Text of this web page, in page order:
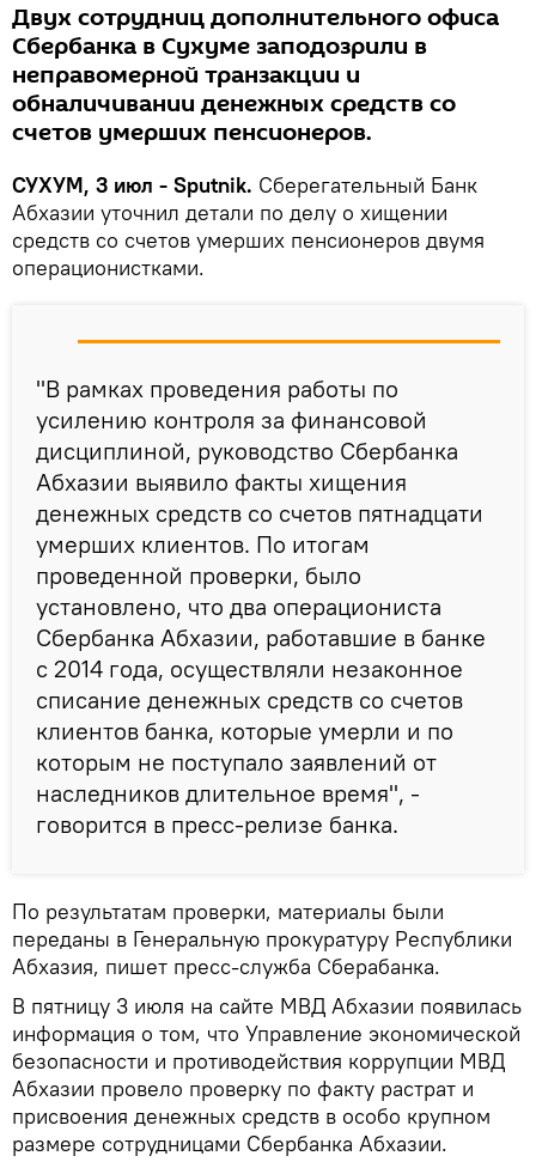
Двух сотрудниц дополнительного офиса
Сбербанка в Сухуме заподозрили в
неправомерной транзакции и
обналичивании денежных средств со
счетов умерших пенсионеров.
СУХУМ, 3 июл - Sputnik. Сберегательный Банк
Абхазии уточнил детали по делу о хищении
средств со счетов умерших пенсионеров двумя
операционистками.
"В рамках проведения работы по
усилению контроля за финансовой
дисциплиной, руководство Сбербанка
Абхазии выявило факты хищения
денежных средств со счетов пятнадцати
умерших клиентов. По итогам
проведенной проверки, было
установлено, что два операциониста
Сбербанка Абхазии, работавшие в банке
с 2014 года, осуществляли незаконное
списание денежных средств со счетов
клиентов банка, которые умерли и по
которым не поступало заявлений от
наследников длительное время", -
говорится в пресс-релизе банка.
По результатам проверки, материалы были
переданы в Генеральную прокуратуру Республики
Абхазия, пишет пресс-служба Сберабанка.
В пятницу 3 июля на сайте МВД Абхазии появилась
информация о том, что Управление экономической
безопасности и противодействия коррупции МВД
Абхазии провело проверку по факту растрат и
присвоения денежных средств в особо крупном
размере сотрудницами Сбербанка Абхазии.